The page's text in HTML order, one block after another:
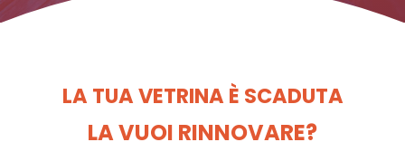
LA TUA VETRINA È SCADUTA
LA VUOI RINNOVARE?